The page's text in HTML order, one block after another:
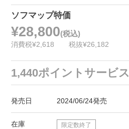
ソフマップ特価
¥28,800(税込)
消費税¥2,618 税抜¥26,182
1,440ポイントサービス
発売日 2024/06/24発売
在庫 限定数終了